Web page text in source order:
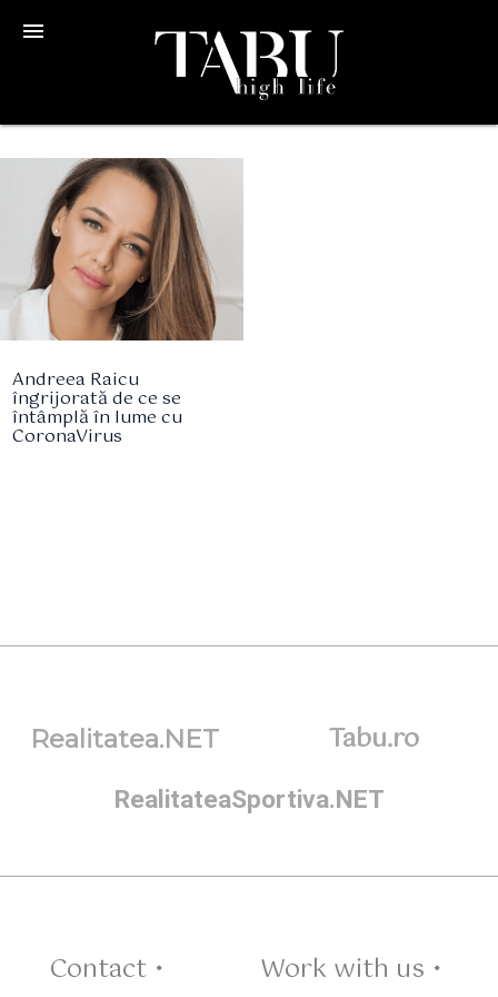
menu
Andreea Raicu
îngrijorată de ce se
întâmplă în lume cu
CoronaVirus
Realitatea.NET Tabu.ro
RealitateaSportiva.NET
Contact • Work with us •